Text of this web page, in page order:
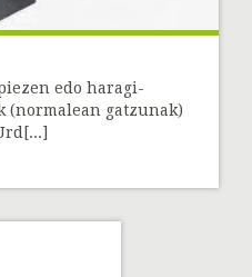
edo haragi-
(normalean gatzunak)